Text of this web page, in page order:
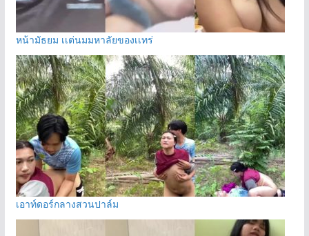
หน้ามัธยม เเต่นมมหาลัยของเเทร่
เอาท์ดอร์กลางสวนปาล์ม